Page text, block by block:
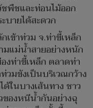
พืชและท่อนไม้ออก
บายได้สะดวก
เข้าท่วม จ.ท่าขี้เหล็ก
มแม่น้ำสายอย่างหนัก
งท่าขี้เหล็ก ตลาดท่า
วมขังเป็นบริเวณกว้าง
ในบางเส้นทาง ชาว
ของหนีน้ำกันอย่างฉุ